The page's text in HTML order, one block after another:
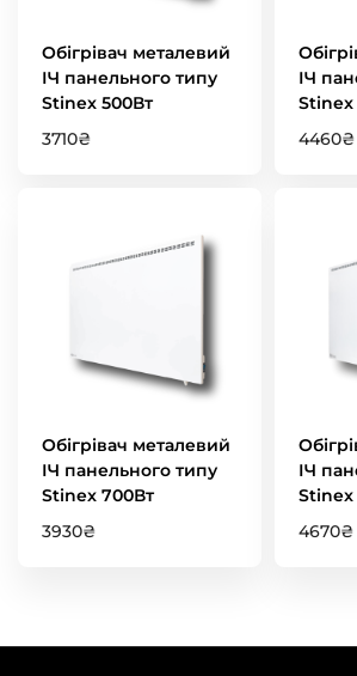
Обігрівач металевий
ІЧ панельного типу
Stinex 500Вт
3710₴
ІЧ
Stinex
4460₴
Обігрівач металевий
ІЧ панельного типу
Stinex 700Вт
3930₴
ІЧ
Stinex
4670₴